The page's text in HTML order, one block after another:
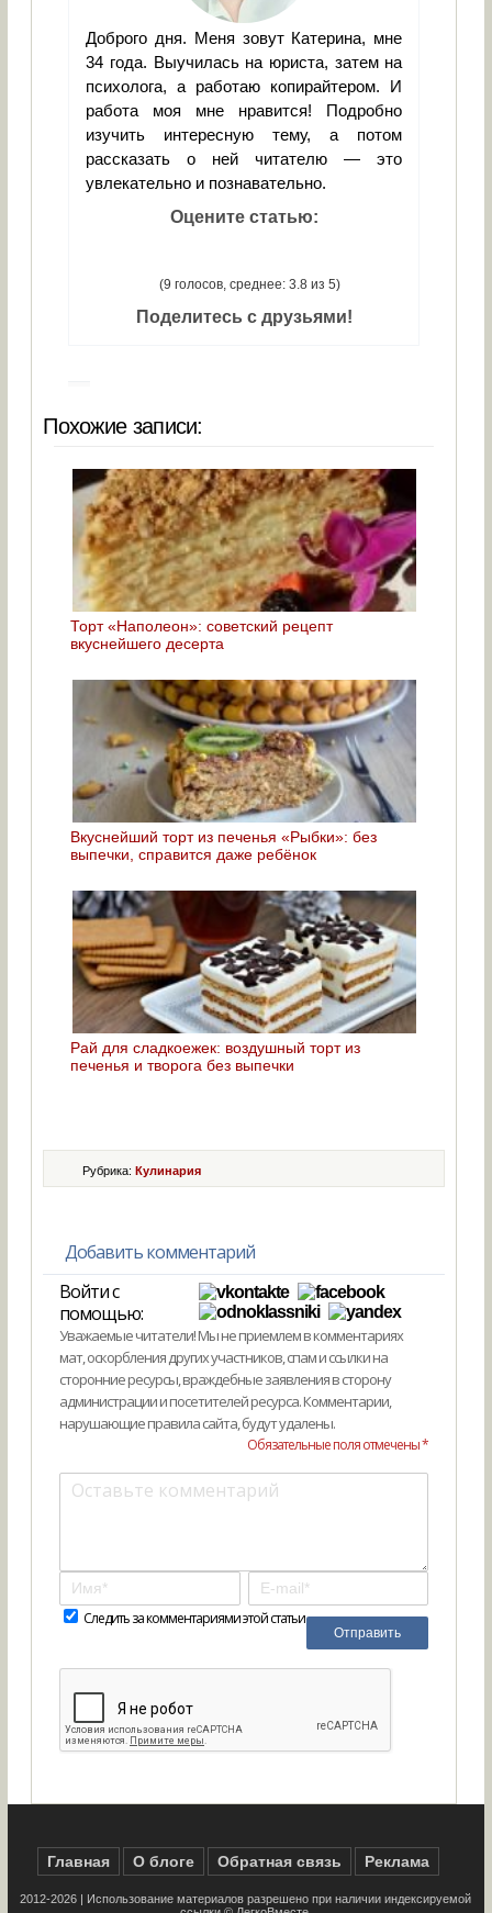
Доброго дня. Меня зовут Катерина, мне
34 года. Выучилась на юриста, затем на
психолога, а работаю копирайтером. И
работа моя мне нравится! Подробно
изучить интересную тему, а потом
рассказать о ней читателю — это
увлекательно и познавательно.
Оцените статью:
(9 голосов, среднее: 3.8 из 5)
Поделитесь с друзьями!
Похожие записи:
Торт «Наполеон»: советский рецепт
вкуснейшего десерта
Вкуснейший торт из печенья «Рыбки»: без
выпечки, справится даже ребёнок
Рай для сладкоежек: воздушный торт из
печенья и творога без выпечки
Рубрика:Кулинария
Добавить комментарий
Войти с
помощью:
Уважаемые читатели! Мы не приемлем в комментариях
мат, оскорбления других участников, спам и ссылки на
сторонние ресурсы, враждебные заявления в сторону
администрации и посетителей ресурса. Комментарии,
нарушающие правила сайта, будут удалены.
Обязательные поля отмечены *
Следить за комментариями этой статьи
Главная О блоге Обратная связь Реклама
2012-2026 | Использование материалов разрешено при наличии индексируемой